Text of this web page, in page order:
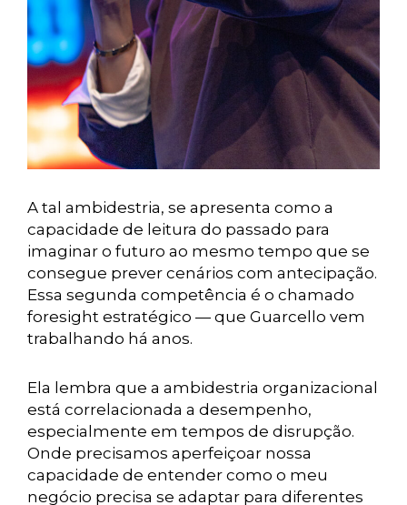
A tal ambidestria, se apresenta como a
capacidade de leitura do passado para
imaginar o futuro ao mesmo tempo que se
consegue prever cenários com antecipação.
Essa segunda competência é o chamado
foresight estratégico — que Guarcello vem
trabalhando há anos.
Ela lembra que a ambidestria organizacional
está correlacionada a desempenho,
especialmente em tempos de disrupção.
Onde precisamos aperfeiçoar nossa
capacidade de entender como o meu
negócio precisa se adaptar para diferentes